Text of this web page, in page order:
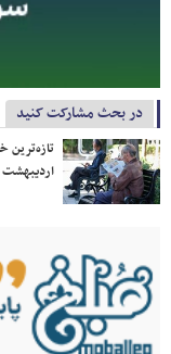
در بحث مشارکت کنید
تازه‌ترین
اردیبهشت